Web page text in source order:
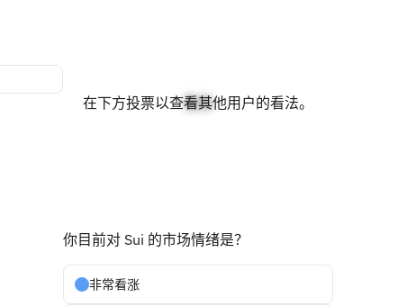
看涨
在下方投票以查看其他用户的看法。
你目前对 Sui 的市场情绪是？
非常看涨